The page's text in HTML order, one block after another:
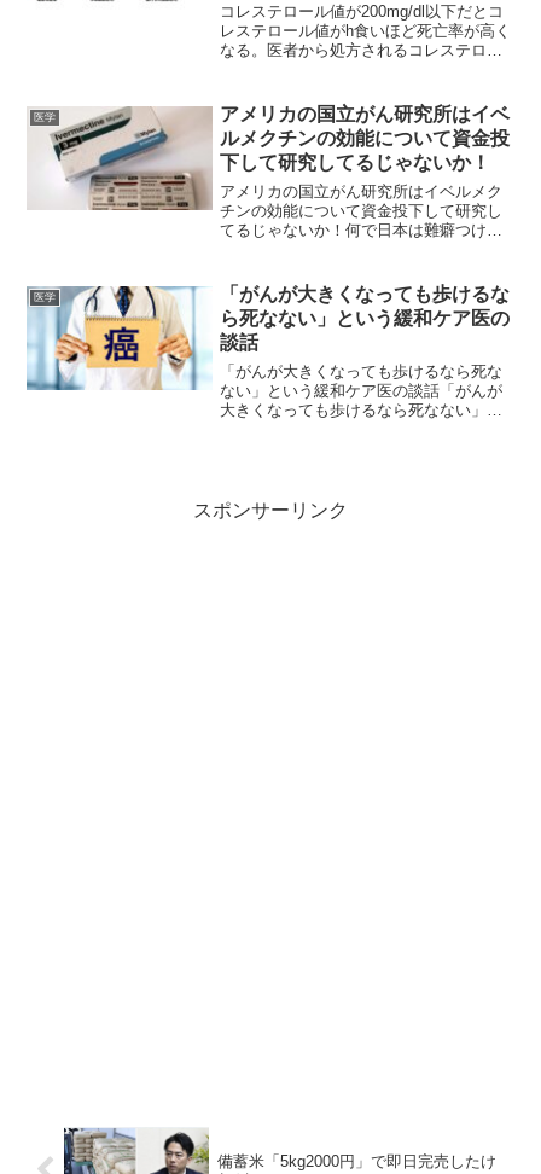
コレステロール値が200mg/dl以下だとコ
レステロール値がh食いほど死亡率が高く
なる。医者から処方されるコレステロー
ができますか? コレステロールを下げる
ためにスタ...
医学
アメリカの国立がん研究所はイベ
ルメクチンの効能について資金投
下して研究してるじゃないか！
アメリカの国立がん研究所はイベルメク
チンの効能について資金投下して研究し
てるじゃないか！何で日本は難癖つけて
年代半ばに発見されたマクロサイクリッ
クラクトン...
医学
「がんが大きくなっても歩けるな
ら死なない」という緩和ケア医の
談話
「がんが大きくなっても歩けるなら死な
ない」という緩和ケア医の談話「がんが
大きくなっても歩けるなら死なない」
スポンサーリンク
備蓄米「5kg2000円」で即日完売したけ